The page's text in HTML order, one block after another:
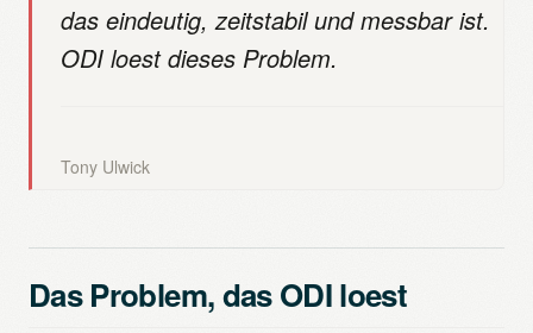
das eindeutig, zeitstabil und messbar ist.
ODI loest dieses Problem.
Tony Ulwick
Das Problem, das ODI loest